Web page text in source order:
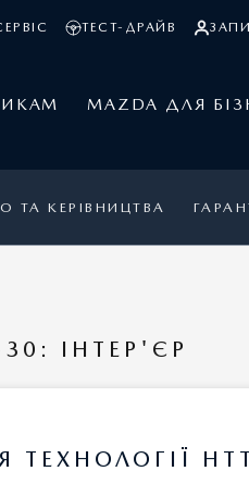
ТЕСТ-ДРАЙВ
MAZDA ДЛЯ
ТА КЕРІВНИЦТВА
ІНТЕР'ЄР